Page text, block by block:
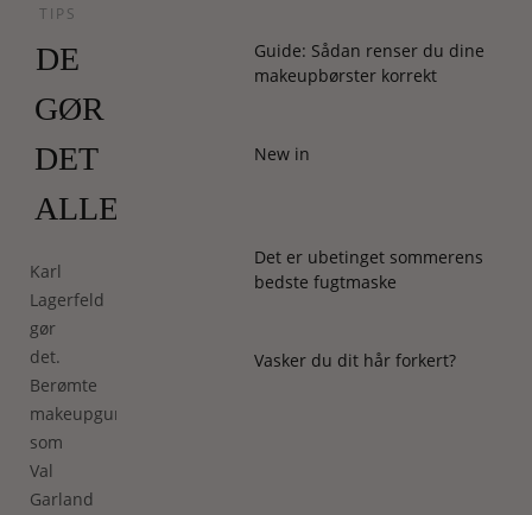
TIPS
DE
GØR
DET
ALLESAMMEN!
Karl
Lagerfeld
gør
det.
Berømte
makeupguruer
som
Val
Garland
Guide: Sådan renser du dine
makeupbørster korrekt
New in
Det er ubetinget sommerens
bedste fugtmaske
Vasker du dit hår forkert?